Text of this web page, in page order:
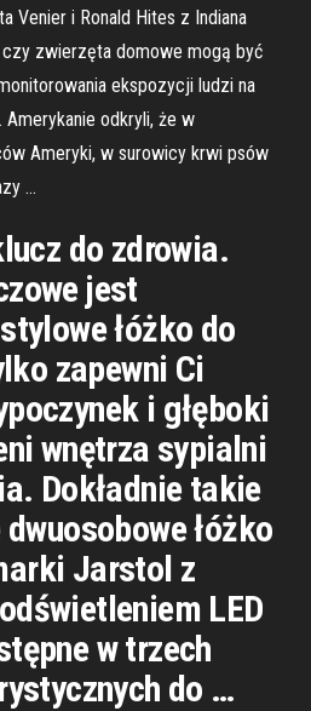
Venier i Ronald Hites z Indiana
zwierzęta domowe mogą być
ekspozycji ludzi na
odkryli, że w
Ameryki, w surowicy krwi psów
…
do zdrowia.
jest
łóżko do
zapewni Ci
i głęboki
wnętrza sypialni
Dokładnie takie
łóżko
Jarstol z
LED
w trzech
do …